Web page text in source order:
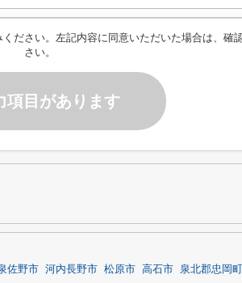
ください。左記内容に同意いただいた場合は、確
さい。
項目があります
佐野市 河内長野市 松原市 高石市
泉北郡忠岡町